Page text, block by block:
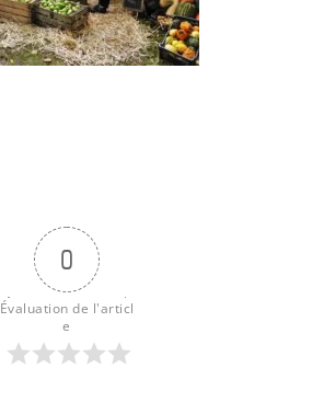
0
Évaluation de l'articl
e